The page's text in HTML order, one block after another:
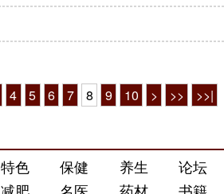
4 5 6 7 8 9 10 > >> >>|
特色 保健 养生
论坛